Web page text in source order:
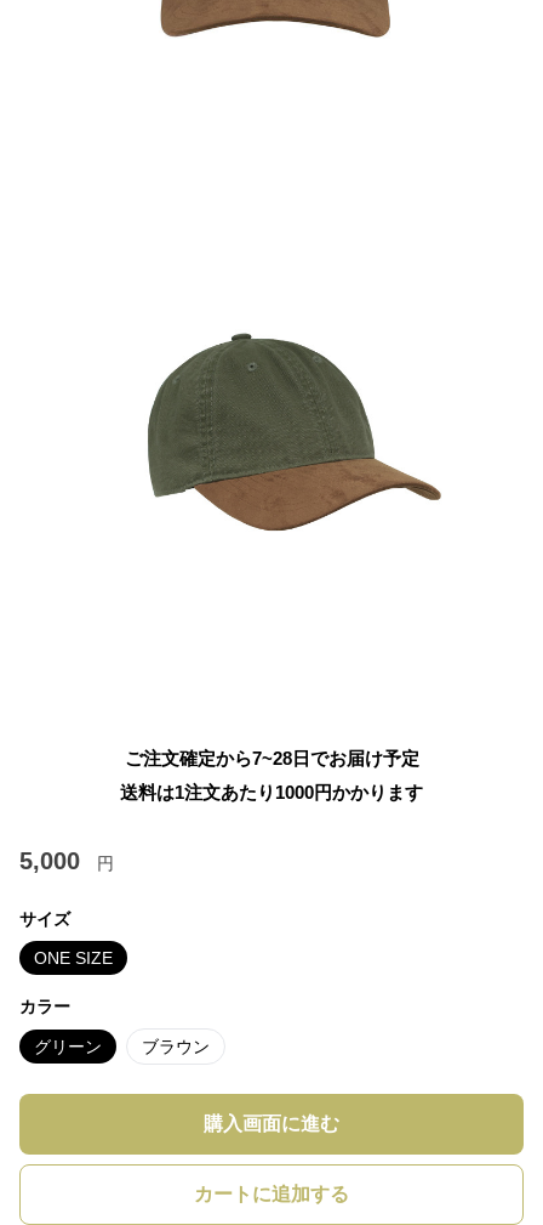
ご注文確定から7~28日でお届け予定
送料は1注文あたり 1000円かかります
5,000 円
サイズ
ONE SIZE
カラー
グリーン ブラウン
購入画面に進む
カートに追加する